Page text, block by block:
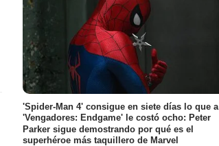
'Spider-Man 4' consigue en siete días lo que a
'Vengadores: Endgame' le costó ocho: Peter
Parker sigue demostrando por qué es el
superhéroe más taquillero de Marvel